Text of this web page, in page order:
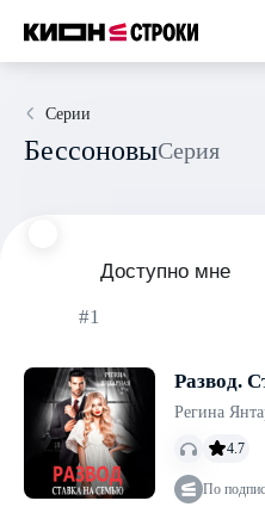
Серии
Бессоновы Серия
Доступно мне
#1
Развод.
Регина
4.7
По